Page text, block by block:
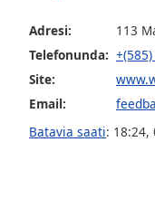
off,
Subtitles
subtitles
settings,
Adresi:
113
Telefonunda:
Site:
Email:
Batavia saati: 18:24,